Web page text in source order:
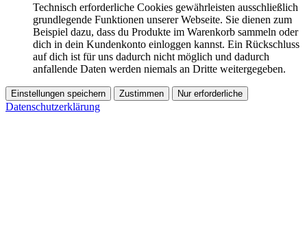
Technisch erforderliche Cookies gewährleisten ausschließlich
grundlegende Funktionen unserer Webseite. Sie dienen zum
Beispiel dazu, dass du Produkte im Warenkorb sammeln oder
dich in dein Kundenkonto einloggen kannst. Ein Rückschluss
auf dich ist für uns dadurch nicht möglich und dadurch
anfallende Daten werden niemals an Dritte weitergegeben.
Einstellungen speichern Zustimmen Nur erforderliche
Datenschutzerklärung